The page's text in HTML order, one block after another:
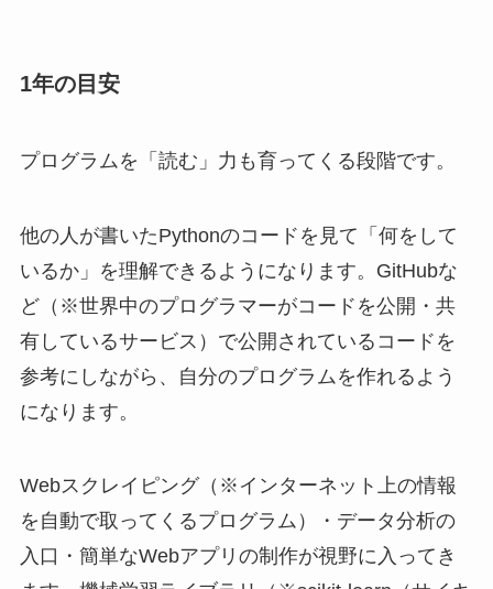
1年の目安
プログラムを「読む」力も育ってくる段階です。
他の人が書いたPythonのコードを見て「何をして
いるか」を理解できるようになります。GitHubな
ど（※世界中のプログラマーがコードを公開・共
有しているサービス）で公開されているコードを
参考にしながら、自分のプログラムを作れるよう
になります。
Webスクレイピング（※インターネット上の情報
を自動で取ってくるプログラム）・データ分析の
入口・簡単なWebアプリの制作が視野に入ってき